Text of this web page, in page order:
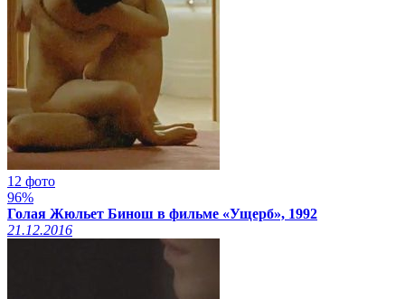
12 фото
96%
Голая Жюльет Бинош в фильме «Ущерб», 1992
21.12.2016